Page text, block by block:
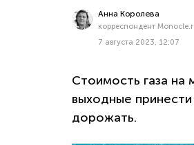
Анна Королева
корреспондент
7 августа 2023, 12:07
Стоимость газа
выходные
дорожать.